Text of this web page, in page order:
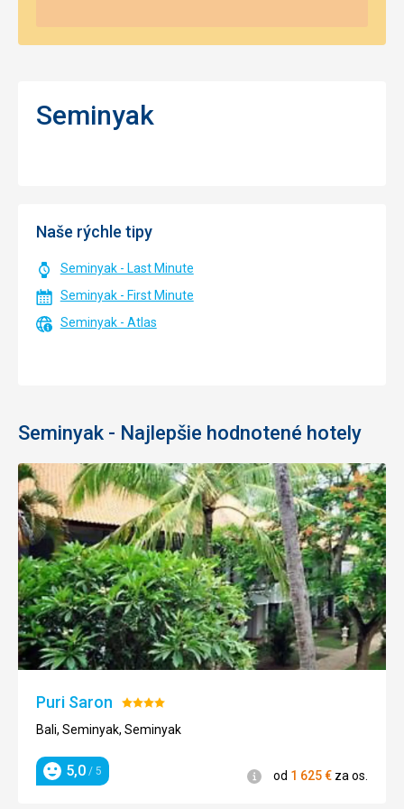
Seminyak
Naše rýchle tipy
Seminyak - Last Minute
Seminyak - First Minute
Seminyak - Atlas
Seminyak - Najlepšie hodnotené hotely
Puri Saron Hodnotenie:
4/5
Bali, Seminyak, Seminyak
Hodnotenie
5,0 / 5 Informácie
od 1 625€ za os.